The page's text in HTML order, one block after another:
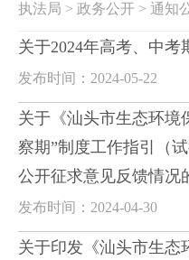
执法局 > 政务公开 > 通知
关于2024年高考、中
发布时间：2024-05-22
关于《汕头市生态环境
察期”制度工作指引（
公开征求意见反馈情况
发布时间：2024-04-30
关于印发《汕头市生态